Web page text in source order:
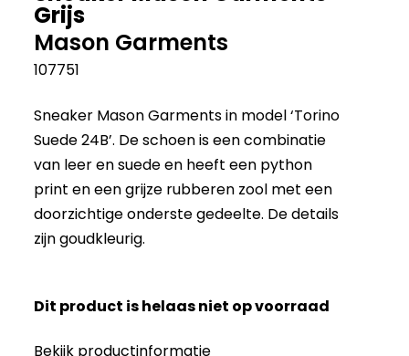
Grijs
Mason Garments
107751
Sneaker Mason Garments in model ‘Torino
Suede 24B’. De schoen is een combinatie
van leer en suede en heeft een python
print en een grijze rubberen zool met een
doorzichtige onderste gedeelte. De details
zijn goudkleurig.
Dit product is helaas niet op voorraad
Bekijk productinformatie